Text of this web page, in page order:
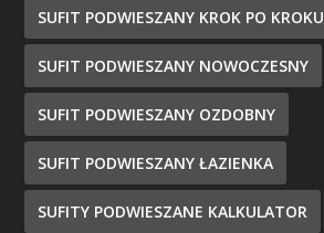
SUFIT PODWIESZANY KROK PO KROKU
SUFIT PODWIESZANY NOWOCZESNY
SUFIT PODWIESZANY OZDOBNY
SUFIT PODWIESZANY ŁAZIENKA
SUFITY PODWIESZANE KALKULATOR